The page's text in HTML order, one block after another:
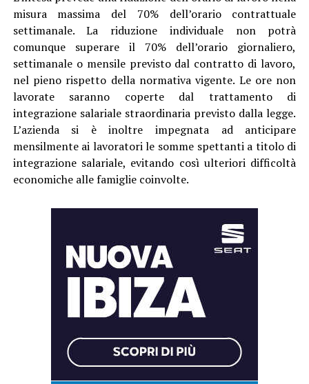
misura massima del 70% dell’orario contrattuale
settimanale. La riduzione individuale non potrà
comunque superare il 70% dell’orario giornaliero,
settimanale o mensile previsto dal contratto di lavoro,
nel pieno rispetto della normativa vigente. Le ore non
lavorate saranno coperte dal trattamento di
integrazione salariale straordinaria previsto dalla legge.
L’azienda si è inoltre impegnata ad anticipare
mensilmente ai lavoratori le somme spettanti a titolo di
integrazione salariale, evitando così ulteriori difficoltà
economiche alle famiglie coinvolte.